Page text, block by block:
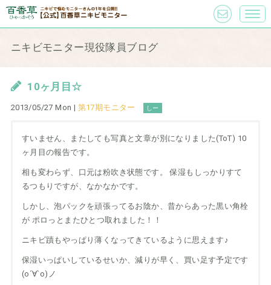
ニキビモニター現役隊員ブログ
10ヶ月目☆
2013/05/27 Mon | 第17期モニター しー
すいません、またしても写真と文章が別になりました(ToT) 10
ヶ月目の報告です。
相も変わらず、口元は粉吹き状態です。 保湿もしっかりすて
るつもりですが、なかなかです。
しかし、泡パックを頑張ってるお陰か、昔からあった黒い角栓
が ポロっとまたひとつ取れました！！
ニキビ蹟もやっぱり薄くなってきているように思えます♪
保湿いっぱいしているせいか、減りが早く、買い足す予定です
(о´∀`о)ノ